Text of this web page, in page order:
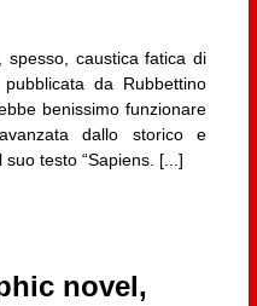
spesso, caustica fatica di
da Rubbettino
benissimo funzionare
dallo storico e
testo “Sapiens. [...]
novel,